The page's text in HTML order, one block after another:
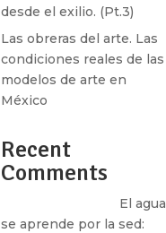
desde el exilio. (Pt.3)
Las obreras del arte. Las
condiciones reales de las
modelos de arte en
México
Recent
Comments
El agua
se aprende por la sed: